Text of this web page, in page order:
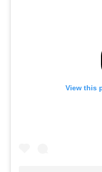
View this